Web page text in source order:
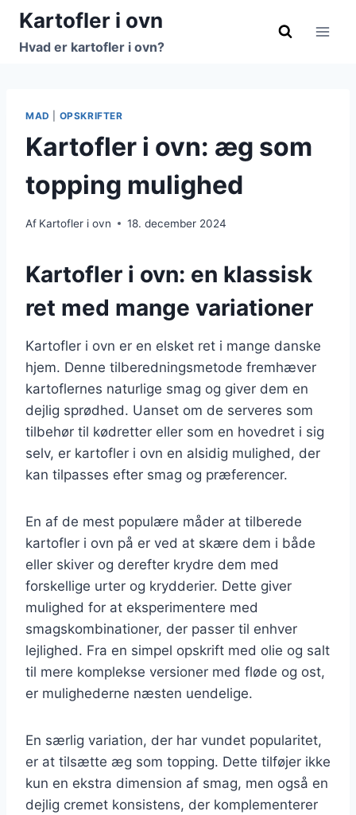
Fortsæt
indhold
Kartofler i ovn
Hvad er kartofler i ovn?
MAD OPSKRIFTER
Kartofler i ovn: æg som
topping mulighed
Af Kartofler i ovn 18. december 2024
Kartofler i ovn: en klassisk
ret med mange variationer
Kartofler i ovn er en elsket ret i mange danske
hjem. Denne tilberedningsmetode fremhæver
kartoflernes naturlige smag og giver dem en
dejlig sprødhed. Uanset om de serveres som
tilbehør til kødretter eller som en hovedret i sig
selv, er kartofler i ovn en alsidig mulighed, der
kan tilpasses efter smag og præferencer.
En af de mest populære måder at tilberede
kartofler i ovn på er ved at skære dem i både
eller skiver og derefter krydre dem med
forskellige urter og krydderier. Dette giver
mulighed for at eksperimentere med
smagskombinationer, der passer til enhver
lejlighed. Fra en simpel opskrift med olie og salt
til mere komplekse versioner med fløde og ost,
er mulighederne næsten uendelige.
En særlig variation, der har vundet popularitet,
er at tilsætte æg som topping. Dette tilføjer ikke
kun en ekstra dimension af smag, men også en
dejlig cremet konsistens, der komplementerer